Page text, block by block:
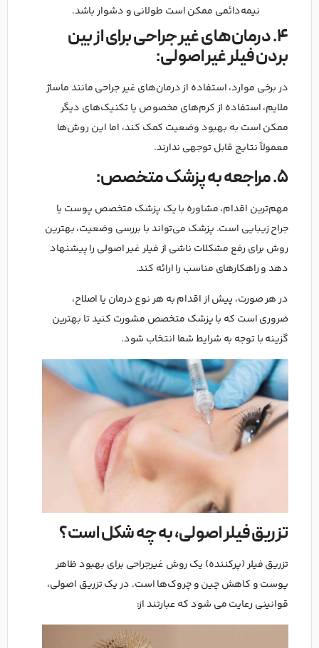
نیمه‌دائمی ممکن است طولانی و دشوار باشد.
4. درمان‌های غیر جراحی برای از بین
بردن فیلر غیر اصولی:
در برخی موارد، استفاده از درمان‌های غیر جراحی مانند ماساژ
ملایم، استفاده از کرم‌های مخصوص یا تکنیک‌های دیگر
ممکن است به بهبود وضعیت کمک کند، اما این روش‌ها
معمولاً نتایج قابل توجهی ندارند.
5. مراجعه به پزشک متخصص:
مهم‌ترین اقدام، مشاوره با یک پزشک متخصص پوست یا
جراح زیبایی است. پزشک می‌تواند با بررسی وضعیت، بهترین
روش برای رفع مشکلات ناشی از فیلر غیر اصولی را پیشنهاد
دهد و راهکارهای مناسب را ارائه کند.
در هر صورت، پیش از اقدام به هر نوع درمان یا اصلاح،
ضروری است که با پزشک متخصص مشورت کنید تا بهترین
گزینه با توجه به شرایط شما انتخاب شود.
تزریق فیلر اصولی، به چه شکل است؟
تزریق فیلر (پرکننده) یک روش غیرجراحی برای بهبود ظاهر
پوست و کاهش چین و چروک‌ها است. در یک تزریق اصولی،
قوانینی رعایت می شود که عبارتند از: